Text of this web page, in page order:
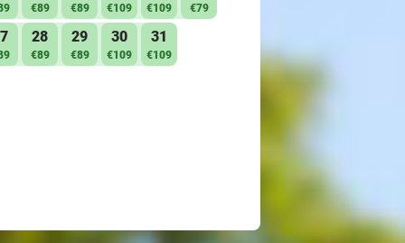
€89 €89 €109 €109 €79
28
€89
29
€89
30
€109
31
€109